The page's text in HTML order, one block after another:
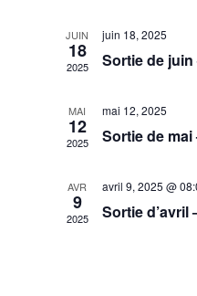
JUIN
18
2025
juin 18, 2025
Sortie de
MAI
12
2025
mai 12, 2025
Sortie de
AVR
9
2025
avril 9, 2025 @
Sortie d’avril